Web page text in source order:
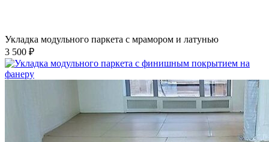
Укладка модульного паркета с мрамором и латунью
3 500 ₽